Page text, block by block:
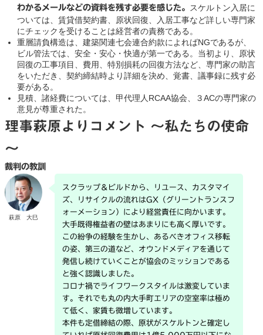
わかるメールなどの資料を残す必要を感じた。
スケルトン入居に
ついては、賃貸借契約書、原状回復、入居工事など詳しい専門家
にチェックを受けることは経営者の責務である。
重層請負構造は、建築関連七会連合約款によればNGであるが、
ビル管法では、安全・安心・快適が第一である。当初より、原状
回復の工事項目、費用、特別損耗の回復方法など、専門家の助言
をいただき、契約締結時より詳細を決め、覚書、議事録に残す必
要がある。
見積、諸経費については、甲代理人RCAA協会、３ACの専門家の
意見が尊重された。
理事萩原よりコメント ～私たちの使命
～
裁判の教訓
萩原 大巳
スクラップ＆ビルドから、リユース、カスタマイ
ズ、リサイクルの流れはGX（グリーントランスフ
ォーメーション）により経営責任に向かいます。
大手既得権益者の壁はあまりにも高く厚いです。
この紛争の経験を生かし、あるべきオフィス移転
の姿、第三の道など、オウンドメディアを通じて
発信し続けていくことが協会のミッションである
と強く認識しました。
コロナ禍でライフワークスタイルは激変していま
す。それでも丸の内大手町エリアの空室率は極め
て低く、家賃も微増しています。
本件も定借締結の際、原状がスケルトンと確定し